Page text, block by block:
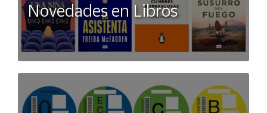
Novedades en Libros